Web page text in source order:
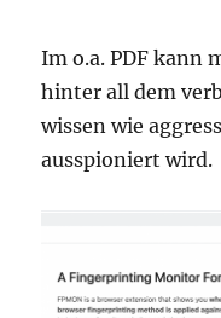
Im o.a. PDF kann
hinter all dem
wissen wie
ausspioniert wird.